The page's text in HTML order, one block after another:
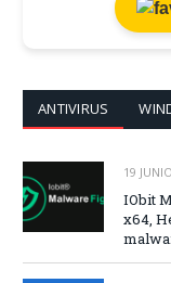
ANTIVIRUS
19
IObit
x64,